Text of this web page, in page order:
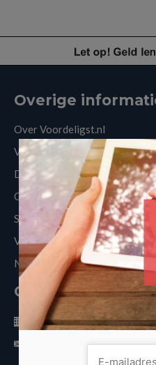
Overige
Over Voordeligst.nl
Veelgestelde vragen
Disclaimer
Cookies
Sitemap
Vergelijkers
Nieuws
Volo Media
info@voordeligst.nl